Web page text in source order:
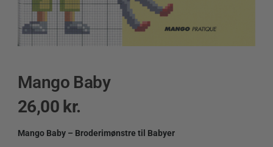
Mango Baby
26,00 kr.
Mango Baby – Broderimønstre til Babyer